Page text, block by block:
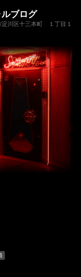
ブログ
川区十三本町 １丁目１